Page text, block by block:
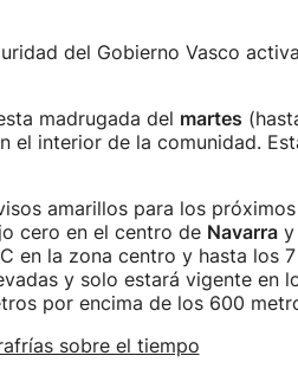
del Gobierno Vasco
madrugada del martes
el interior de la comunidad.
amarillos para los
cero en el centro de Navarray
en la zona centro y hasta los 7
y solo estará vigente en
por encima de los 600
sobre el tiempo